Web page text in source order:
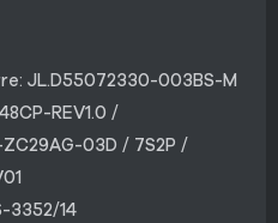
JL.D55072330-003BS-M
REV1.0 /
03D / 7S2P /
3352/14